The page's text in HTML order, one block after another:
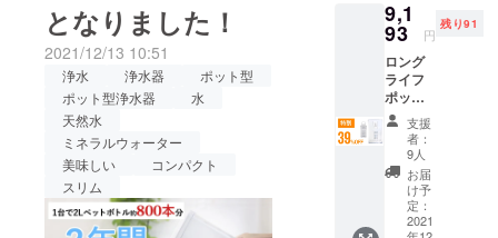
器でおいしい水をいつでも
『ロングライフポット』の
掲載期間も残り３日間と
なってしまいました。ロン
グライフポットのポイント
がページに記載されており
ます！ご検討中の方もそう
となりました！
2021/12/13 10:51
浄水 浄水器
ポット型
ポット型浄水器
水
天然水
ミネラルウォーター
美味しい
コンパクト
スリム
うにしたら
お客様に喜
んでいただ
けるのだろ
うか、どの
ようにした
らお客様の
使い心地が
良くなるだ
ろうかな
HP等で
一般販
売を予
定。 ※
税込
み、送
料込の
価格と
なりま
す。
9,1
93 円
残り91
ロング
ライフ
ポット
×1 交換
カート
リッジ
×1 一般
販売予
定価格
15,070
支援
者：
9人
お届
け予
定：
2021